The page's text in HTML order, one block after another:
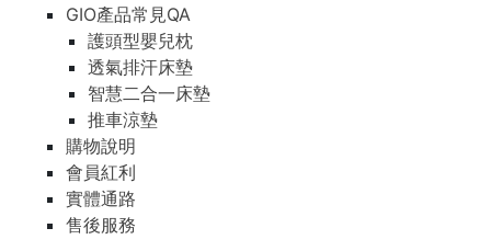
GIO產品常見QA
護頭型嬰兒枕
透氣排汗床墊
智慧二合一床墊
推車涼墊
購物說明
會員紅利
實體通路
售後服務